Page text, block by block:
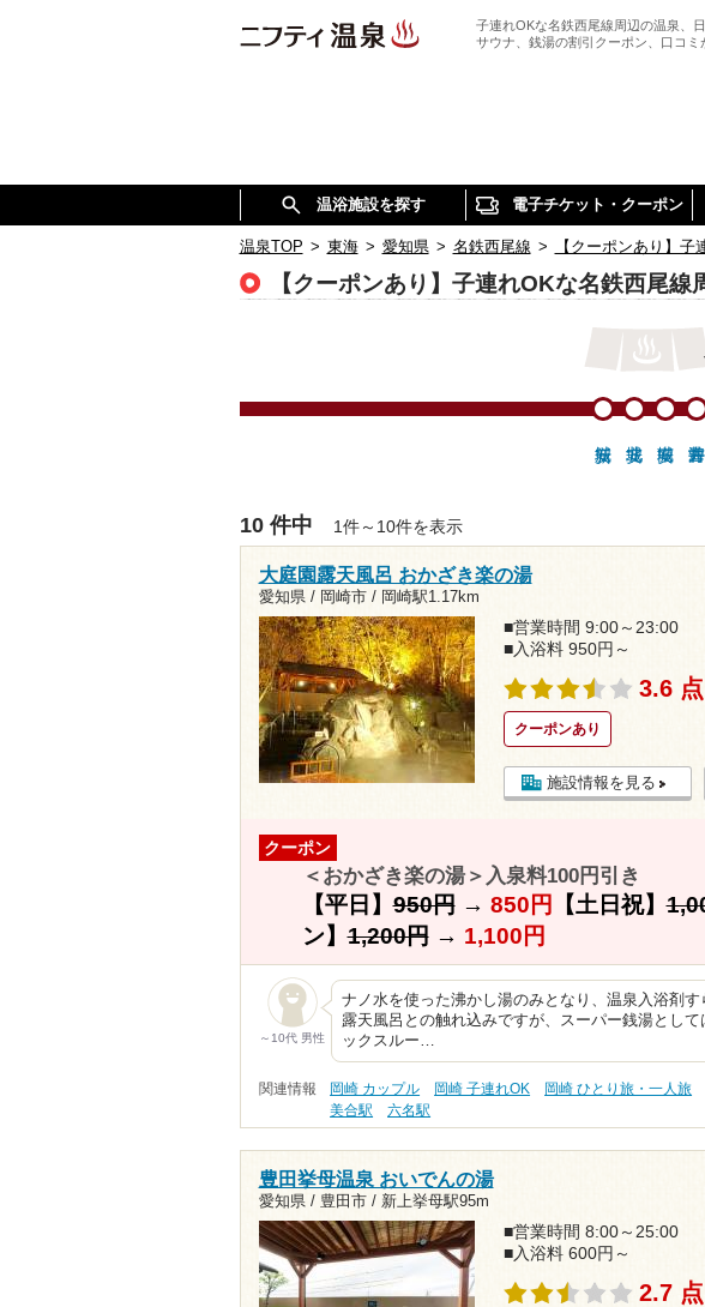
子連れOKな名鉄西尾線周辺の温泉、
サウナ、銭湯の割引クーポン、口コミ
温浴施設を探す 電子チケット・クーポン
温泉TOP > 東海 > 愛知県 > 名鉄西尾線 > 【クーポンあり】
【クーポンあり】子連れOKな名鉄西尾
10 件中 1件～10件を表示
大庭園露天風呂 おかざき楽の湯
愛知県 / 岡崎市 / 岡崎駅1.17km
■営業時間 9:00～23:00
■入浴料 950円～
3.6 点
クーポンあり
施設情報を見る
クーポン
＜おかざき楽の湯＞入泉料100円引き
【平日】950円→ 850円 【土日祝】
ン】1,200円→ 1,100円
～10代 男性
ナノ水を使った沸かし湯のみとなり、温泉入浴剤
露天風呂との触れ込みですが、スーパー銭湯とし
ックスルー…
関連情報 岡崎 カップル 岡崎 子連れOK 岡崎 ひとり旅・一人旅
美合駅
六名駅
豊田挙母温泉 おいでんの湯
愛知県 / 豊田市 / 新上挙母駅95m
■営業時間 8:00～25:00
■入浴料 600円～
2.7 点